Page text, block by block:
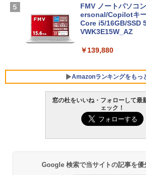
FMV ノートパソコ
ersonal/Copilotキ
Core i5/16GB/SSD
VWK3E15W_AZ
￥139,880
Amazonランキングをもっ
Robloxギフトカー
定バーチャルアイテ
￥1,300
生成AIパスポート公
Amazon Kindle - 目
ない、大きな画面で
し
￥16,980
窓の杜をいいね・フォローして最
ェック！
Google 検索で当サイトの記事を優